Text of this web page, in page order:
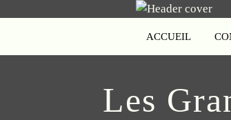
ACCUEIL
Les